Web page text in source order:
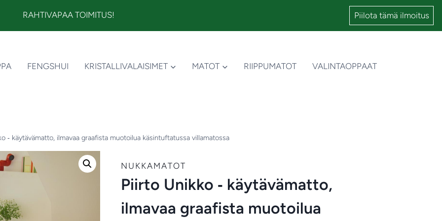
RAHTIVAPAA TOIMITUS! Piilota tämä ilmoitus
FENGSHUI KRISTALLIVALAISIMET MATOT RIIPPUMATOT VALINTAOPPAAT
‑ käytävämatto, ilmavaa graafista muotoilua käsintuftatussa villamatossa
NUKKAMATOT
Piirto Unikko ‑ käytävämatto,
ilmavaa graafista muotoilua